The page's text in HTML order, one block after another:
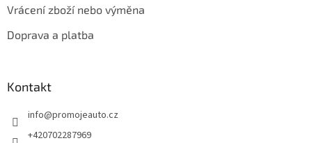
Vrácení zboží nebo výměna
Doprava a platba
Kontakt
info@promojeauto.cz
+420702287969